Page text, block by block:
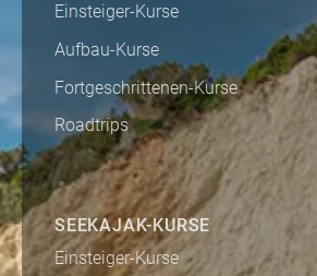
Einsteiger-Kurse
Aufbau-Kurse
Fortgeschrittenen-Kurse
Roadtrips
SEEKAJAK-KURSE
Einsteiger-Kurse